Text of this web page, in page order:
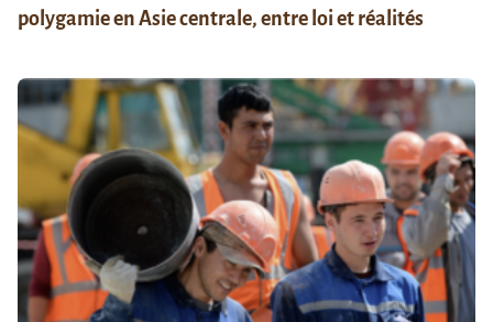
polygamie en Asie centrale, entre loi et réalités